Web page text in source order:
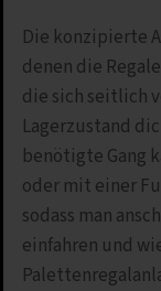
Die konzipierte
denen die
die sich seitlich
Lagerzustand
benötigte Gang
oder mit einer
sodass man
einfahren und